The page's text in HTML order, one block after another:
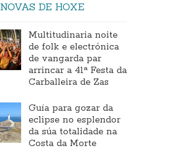
NOVAS DE HOXE
Multitudinaria noite
de folk e electrónica
de vangarda par
arrincar a 41ª Festa da
Carballeira de Zas
Guía para gozar da
eclipse no esplendor
da súa totalidade na
Costa da Morte